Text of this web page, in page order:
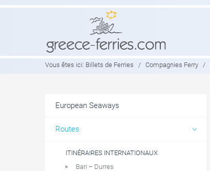
Vous êtes ici: Billets de Ferries / Compagnies Ferry /
European Seaways
Routes
ITINÉRAIRES INTERNATIONAUX
Bari – Durres